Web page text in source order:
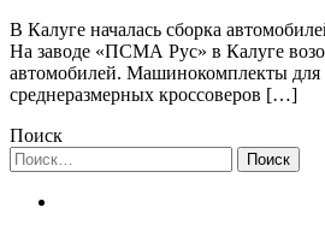
В Калуге началась сборка
На заводе «ПСМА Рус» в Калуге
автомобилей. Машинокомплекты для
среднеразмерных кроссоверов […]
Поиск
Найти: